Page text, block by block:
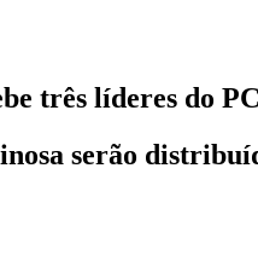
três líderes do
serão